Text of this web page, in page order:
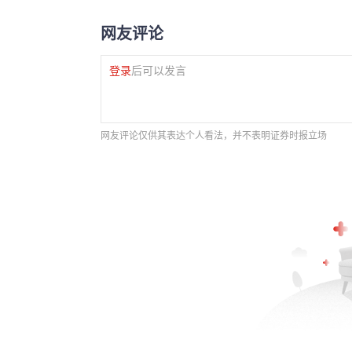
网友评论
登录后可以发言
网友评论仅供其表达个人看法，并不表明证券时报立场